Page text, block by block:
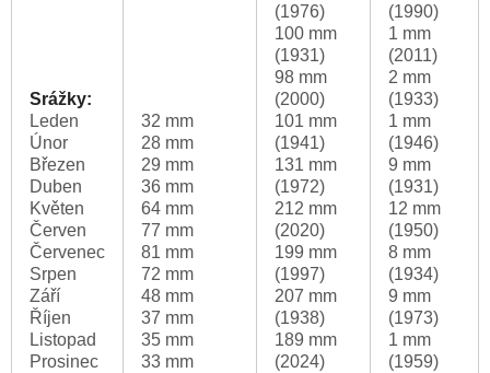
Srážky:
Leden
Únor
Březen
Duben
Květen
Červen
Červenec
Srpen
Září
Říjen
Listopad
Prosinec
32 mm
28 mm
29 mm
36 mm
64 mm
77 mm
81 mm
72 mm
48 mm
37 mm
35 mm
33 mm
(1976)
100 mm
(1931)
98 mm
(2000)
101 mm
(1941)
131 mm
(1972)
212 mm
(2020)
199 mm
(1997)
207 mm
(1938)
189 mm
(2024)
(1990)
1 mm
(2011)
2 mm
(1933)
1 mm
(1946)
9 mm
(1931)
12 mm
(1950)
8 mm
(1934)
9 mm
(1973)
1 mm
(1959)